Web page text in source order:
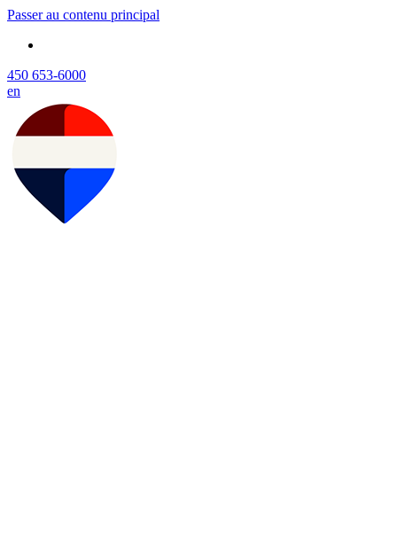
Passer au contenu principal
450 653-6000
en